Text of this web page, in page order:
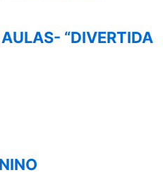
“DIVERTIDA